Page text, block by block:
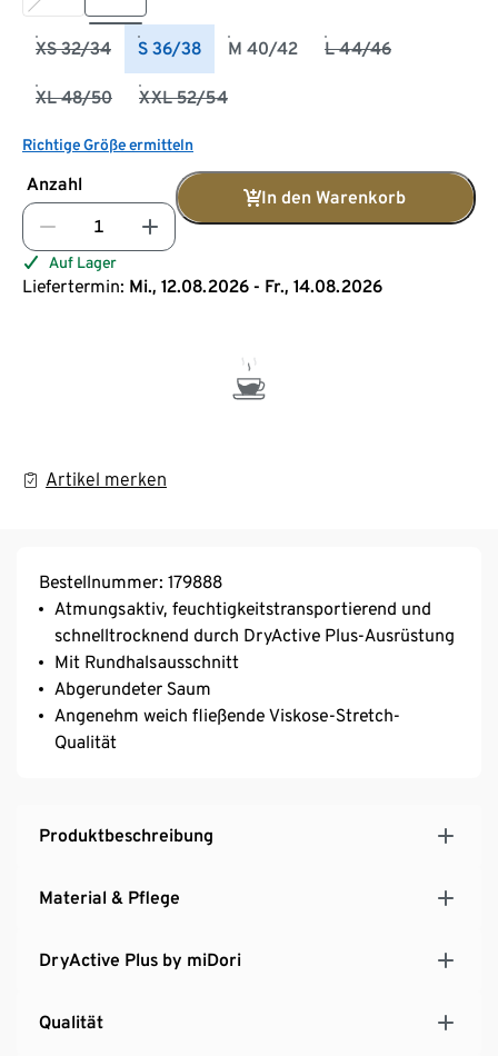
XS 32/34 S 36/38 M 40/42 L 44/46
XL 48/50 XXL 52/54
Richtige Größe ermitteln
Anzahl
In den Warenkorb
Auf Lager
Liefertermin: Mi., 12.08.2026 - Fr., 14.08.2026
Artikel merken
Bestellnummer: 179888
Atmungsaktiv, feuchtigkeitstransportierend und
schnelltrocknend durch DryActive Plus-Ausrüstung
Mit Rundhalsausschnitt
Abgerundeter Saum
Angenehm weich fließende Viskose-Stretch-
Qualität
Produktbeschreibung
Material & Pflege
DryActive Plus by miDori
Qualität